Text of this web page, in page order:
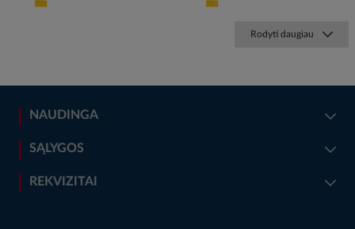
Rodyti daugiau
NAUDINGA
SĄLYGOS
REKVIZITAI